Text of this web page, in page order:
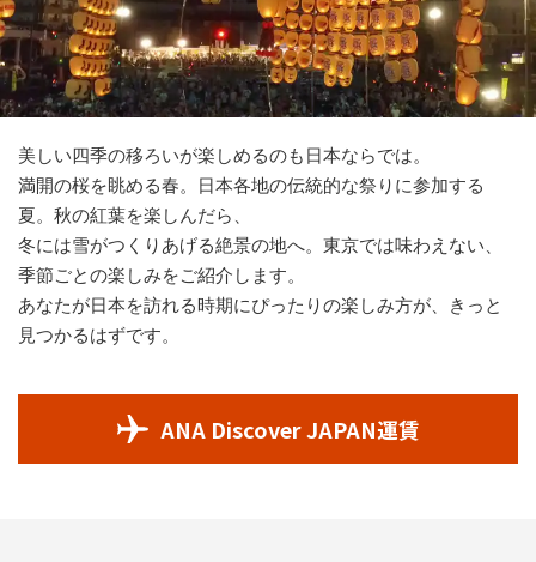
閉じる
美しい四季の移ろいが楽しめるのも日本ならでは。
満開の桜を眺める春。日本各地の伝統的な祭りに参加する
夏。秋の紅葉を楽しんだら、
冬には雪がつくりあげる絶景の地へ。東京では味わえない、
季節ごとの楽しみをご紹介します。
あなたが日本を訪れる時期にぴったりの楽しみ方が、きっと
見つかるはずです。
ANA Discover JAPAN運賃